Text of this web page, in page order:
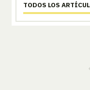
TODOS LOS